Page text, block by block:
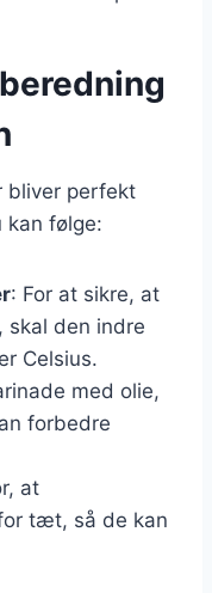
bliver perfekt
kan følge:
: For at sikre, at
skal den indre
Celsius.
med olie,
forbedre
at
tæt, så de kan